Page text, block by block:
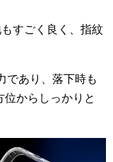
すごく良く、指紋
であり、落下時も
からしっかりと